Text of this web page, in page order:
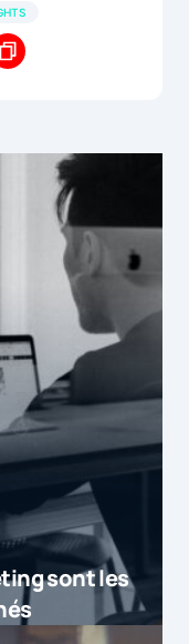
sont les